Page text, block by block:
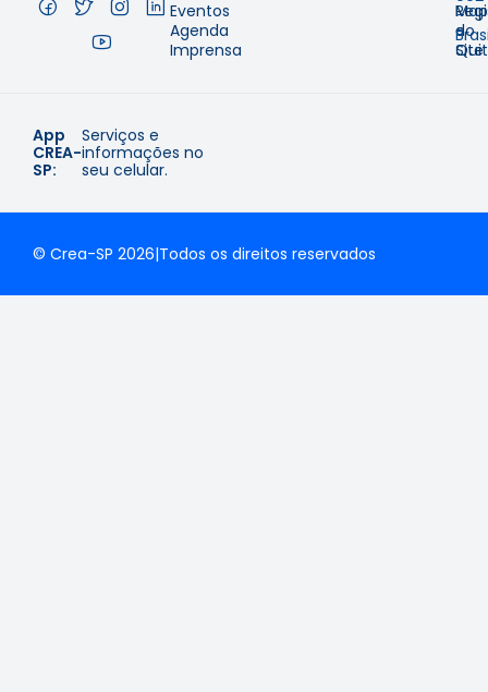
Eventos
Agenda
Imprensa
e
do
Site
–
App
CREA-
SP:
Serviços e
informações no
seu celular.
© Crea-SP 2026|Todos os direitos reservados